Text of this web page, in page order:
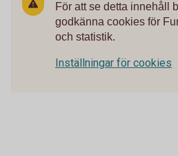
För att se detta innehåll
godkänna cookies för
och statistik.
Inställningar för cookies